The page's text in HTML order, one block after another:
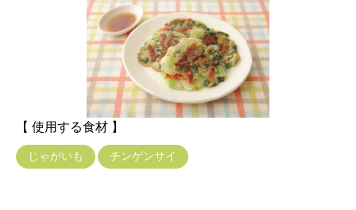
【 使用する食材 】
じゃがいも チンゲンサイ